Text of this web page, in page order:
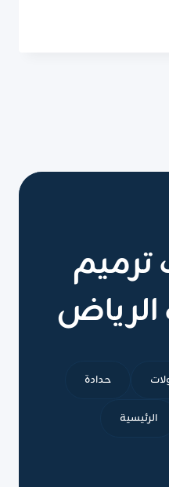
ترميم
حدادة
الرئيسية